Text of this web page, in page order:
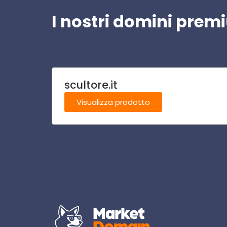
I nostri domini
scultore.it
Visualizza prodotto